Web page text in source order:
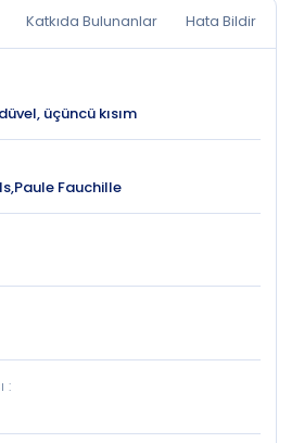
Katkıda Bulunanlar Hata Bildir
üçüncü kısım
Fauchille
: